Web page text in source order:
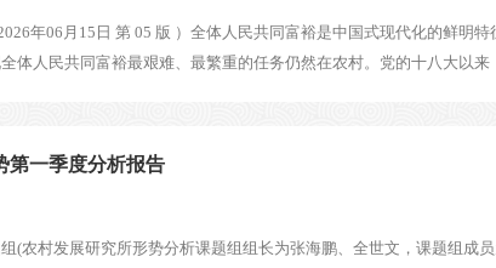
年06月15日 第 05 版 ）全体人民共同富裕是中国式现代化的鲜明
体人民共同富裕最艰难、最繁重的任务仍然在农村。党的十八大以来
第一季度分析报告
(农村发展研究所形势分析课题组组长为张海鹏、全世文，课题组成